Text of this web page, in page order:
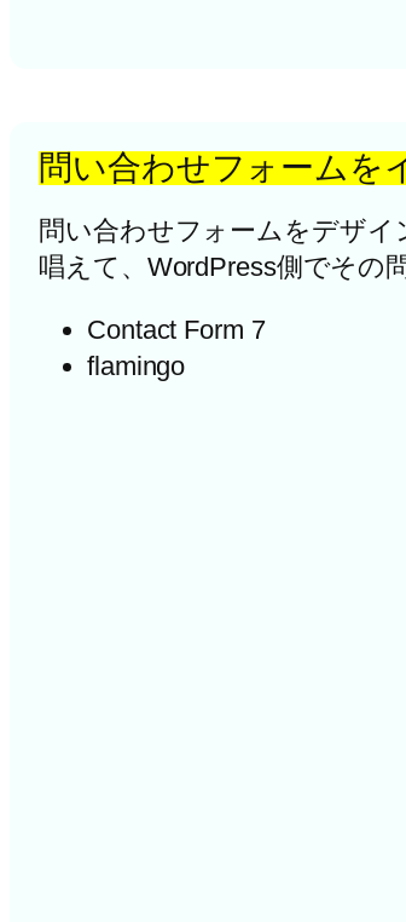
問い合わせフォームを
問い合わせフォームをデザ
唱えて、WordPress側でその
Contact Form 7
flamingo